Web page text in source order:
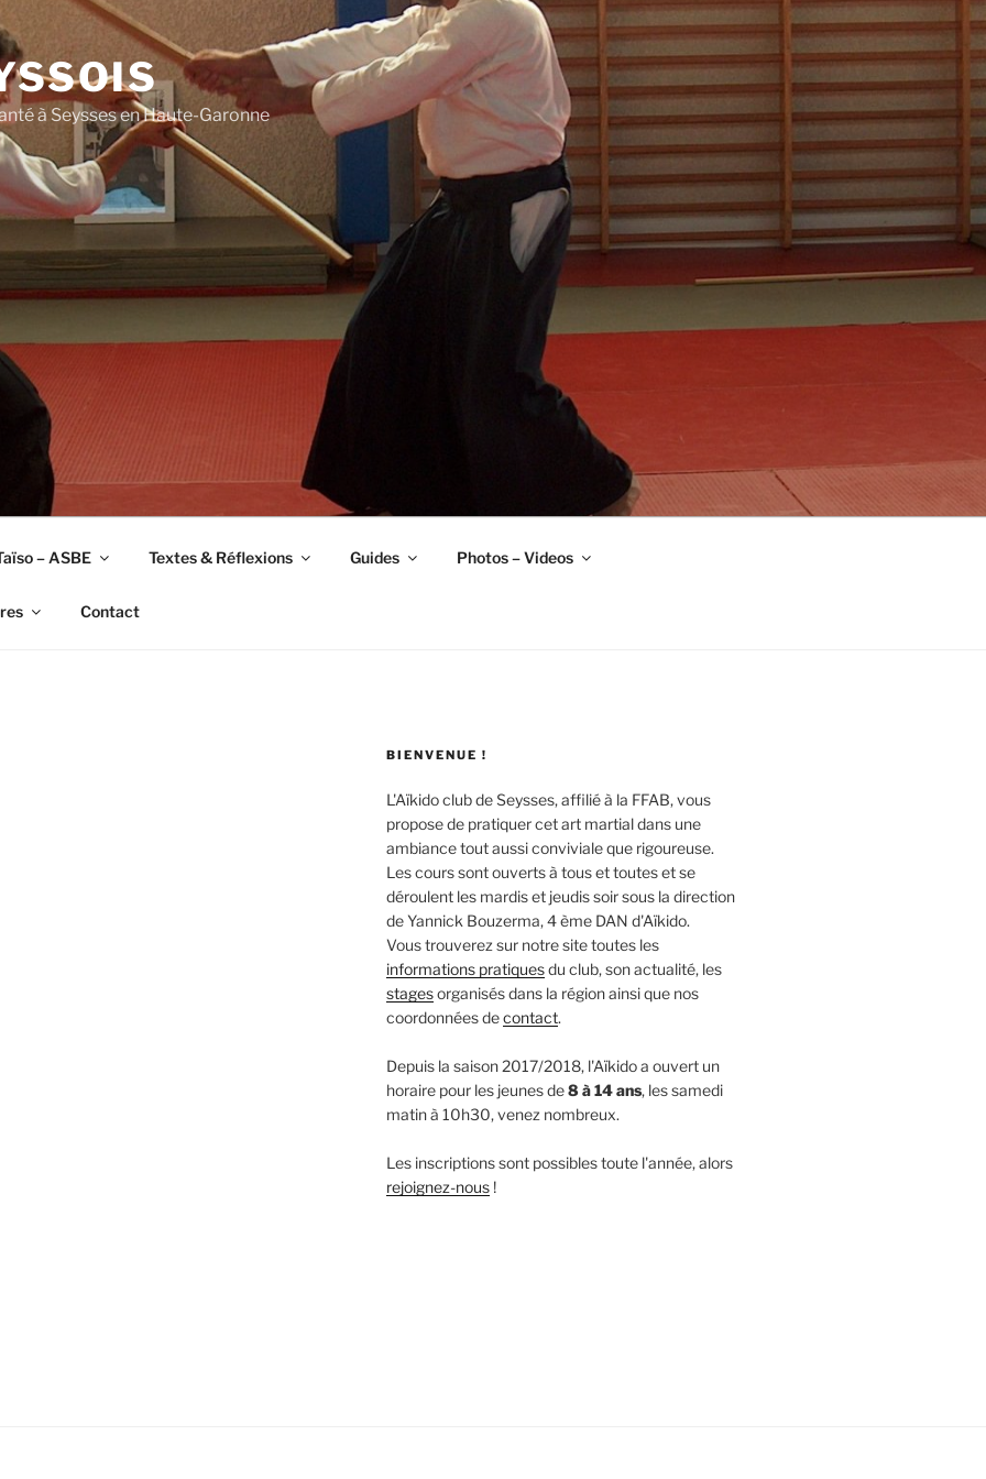
à Seysses en Haute-Garonne
– ASBE Textes & Réflexions Guides Photos – Videos
Contact
BIENVENUE !
L'Aïkido club de Seysses, affilié à la FFAB, vous
propose de pratiquer cet art martial dans une
ambiance tout aussi conviviale que rigoureuse.
Les cours sont ouverts à tous et toutes et se
déroulent les mardis et jeudis soir sous la direction
de Yannick Bouzerma, 4 ème DAN d'Aïkido.
Vous trouverez sur notre site toutes les
informations pratiquesdu club, son actualité, les
stagesorganisés dans la région ainsi que nos
coordonnées decontact.
Depuis la saison 2017/2018, l'Aïkido a ouvert un
horaire pour les jeunes de8 à 14 ans, les samedi
matin à 10h30, venez nombreux.
Les inscriptions sont possibles toute l'année, alors
rejoignez-nous!